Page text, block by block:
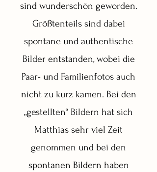
sind wunderschön geworden.
Größtenteils sind dabei
spontane und authentische
Bilder entstanden, wobei die
Paar- und Familienfotos auch
nicht zu kurz kamen. Bei den
„gestellten“ Bildern hat sich
Matthias sehr viel Zeit
genommen und bei den
spontanen Bildern haben